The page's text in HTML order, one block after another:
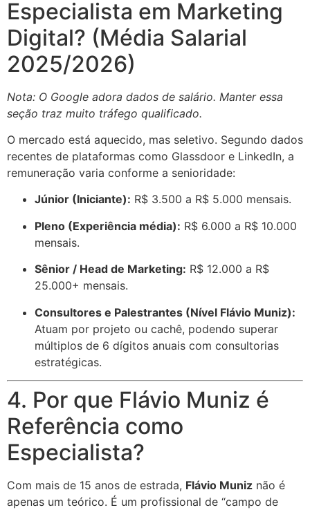
Especialista em Marketing
Digital? (Média Salarial
2025/2026)
Nota: O Google adora dados de salário. Manter essa
seção traz muito tráfego qualificado.
O mercado está aquecido, mas seletivo. Segundo dados
recentes de plataformas como Glassdoor e LinkedIn, a
remuneração varia conforme a senioridade:
Júnior (Iniciante): R$ 3.500 a R$ 5.000 mensais.
Pleno (Experiência média): R$ 6.000 a R$ 10.000
mensais.
Sênior / Head de Marketing: R$ 12.000 a R$
25.000+ mensais.
Consultores e Palestrantes (Nível Flávio Muniz):
Atuam por projeto ou cachê, podendo superar
múltiplos de 6 dígitos anuais com consultorias
estratégicas.
4. Por que Flávio Muniz é
Referência como
Especialista?
Com mais de 15 anos de estrada, Flávio Muniz não é
apenas um teórico. É um profissional de “campo de